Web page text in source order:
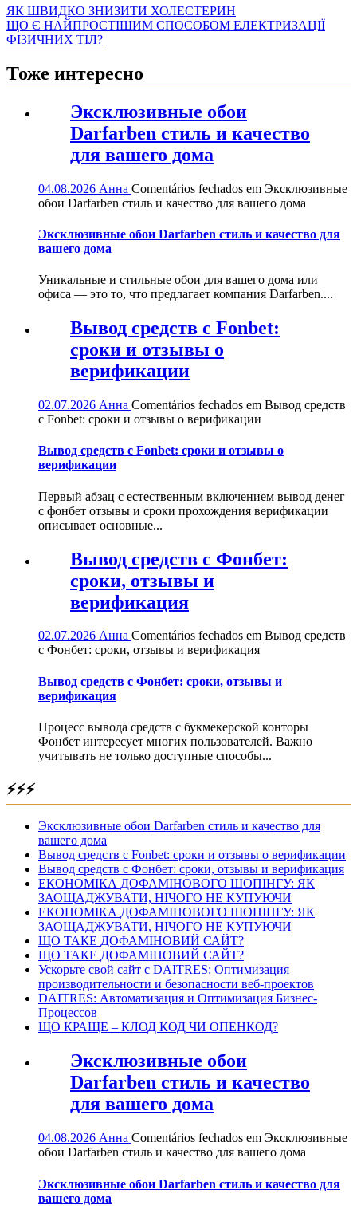
ЯК ШВИДКО ЗНИЗИТИ ХОЛЕСТЕРИН
ЩО Є НАЙПРОСТІШИМ СПОСОБОМ ЕЛЕКТРИЗАЦІЇ
ФІЗИЧНИХ ТІЛ?
Тоже интересно
Эксклюзивные обои
Darfarben стиль и качество
для вашего дома
04.08.2026 Анна Comentários fechados em Эксклюзивные
обои Darfarben стиль и качество для вашего дома
Эксклюзивные обои Darfarben стиль и качество для
вашего дома
Уникальные и стильные обои для вашего дома или
офиса — это то, что предлагает компания Darfarben....
Вывод средств с Fonbet:
сроки и отзывы о
верификации
02.07.2026 Анна Comentários fechados em Вывод средств
с Fonbet: сроки и отзывы о верификации
Вывод средств с Fonbet: сроки и отзывы о
верификации
Первый абзац с естественным включением вывод денег
с фонбет отзывы и сроки прохождения верификации
описывает основные...
Вывод средств с Фонбет:
сроки, отзывы и
верификация
02.07.2026 Анна Comentários fechados em Вывод средств
с Фонбет: сроки, отзывы и верификация
Вывод средств с Фонбет: сроки, отзывы и
верификация
Процесс вывода средств с букмекерской конторы
Фонбет интересует многих пользователей. Важно
учитывать не только доступные способы...
⚡⚡⚡
Эксклюзивные обои Darfarben стиль и качество для
вашего дома
Вывод средств с Fonbet: сроки и отзывы о верификации
Вывод средств с Фонбет: сроки, отзывы и верификация
ЕКОНОМІКА ДОФАМІНОВОГО ШОПІНГУ: ЯК
ЗАОЩАДЖУВАТИ, НІЧОГО НЕ КУПУЮЧИ
ЕКОНОМІКА ДОФАМІНОВОГО ШОПІНГУ: ЯК
ЗАОЩАДЖУВАТИ, НІЧОГО НЕ КУПУЮЧИ
ЩО ТАКЕ ДОФАМІНОВИЙ САЙТ?
ЩО ТАКЕ ДОФАМІНОВИЙ САЙТ?
Ускорьте свой сайт с DAITRES: Оптимизация
производительности и безопасности веб-проектов
DAITRES: Автоматизация и Оптимизация Бизнес-
Процессов
ЩО КРАЩЕ – КЛОД КОД ЧИ ОПЕНКОД?
Эксклюзивные обои
Darfarben стиль и качество
для вашего дома
04.08.2026 Анна Comentários fechados em Эксклюзивные
обои Darfarben стиль и качество для вашего дома
Эксклюзивные обои Darfarben стиль и качество для
вашего дома